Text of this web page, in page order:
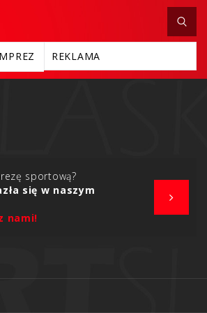
REKLAMA
sportową?
się w naszym
nami!